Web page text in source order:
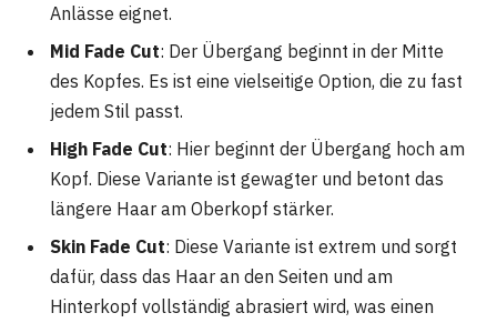
Anlässe eignet.
Mid Fade Cut: Der Übergang beginnt in der Mitte
des Kopfes. Es ist eine vielseitige Option, die zu fast
jedem Stil passt.
High Fade Cut: Hier beginnt der Übergang hoch am
Kopf. Diese Variante ist gewagter und betont das
längere Haar am Oberkopf stärker.
Skin Fade Cut: Diese Variante ist extrem und sorgt
dafür, dass das Haar an den Seiten und am
Hinterkopf vollständig abrasiert wird, was einen